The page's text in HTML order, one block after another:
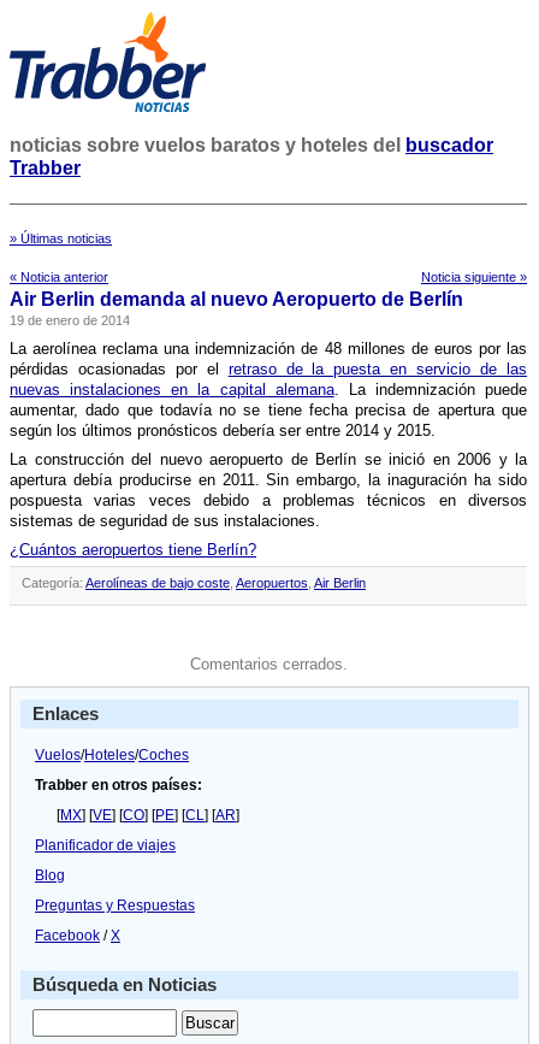
noticias sobre vuelos baratos y hoteles del
buscador
Trabber
» Últimas noticias
« Noticia anterior Noticia siguiente »
Air Berlin demanda al nuevo Aeropuerto de Berlí­n
19 de enero de 2014
La aerolí­nea reclama una indemnización de 48 millones de euros por las
pérdidas ocasionadas por el retraso de la puesta en servicio de las
nuevas instalaciones en la capital alemana. La indemnización puede
aumentar, dado que todaví­a no se tiene fecha precisa de apertura que
según los últimos pronósticos deberí­a ser entre 2014 y 2015.
La construcción del nuevo aeropuerto de Berlí­n se inició en 2006 y la
apertura debí­a producirse en 2011. Sin embargo, la inaguración ha sido
pospuesta varias veces debido a problemas técnicos en diversos
sistemas de seguridad de sus instalaciones.
¿Cuántos aeropuertos tiene Berlí­n?
Categoría: Aerolíneas de bajo coste Aeropuertos Air Berlin
Comentarios cerrados.
Enlaces
Vuelos/Hoteles/Coches
Trabber en otros países:
[MX] [VE] [CO] [PE] [CL] [AR]
Planificador de viajes
Blog
Preguntas y Respuestas
Facebook /X
Búsqueda en Noticias